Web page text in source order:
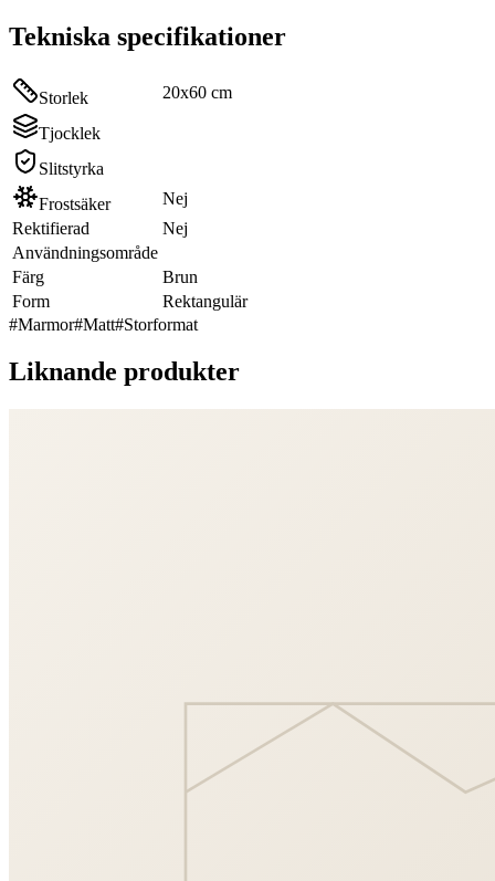
Tekniska specifikationer
Storlek 20x60 cm
Tjocklek
Slitstyrka
Frostsäker
Nej
Rektifierad
Nej
Användningsområde
Färg
Brun
Form
Rektangulär
#Marmor#Matt#Storformat
Liknande produkter